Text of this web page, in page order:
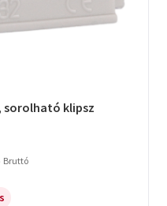
sorolható klipsz
Bruttó